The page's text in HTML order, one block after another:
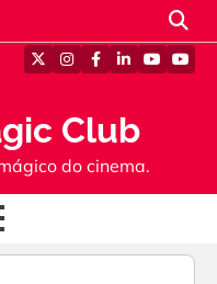
Club
do cinema.
TwitterInstagram
Facebook
Linkedin
Youtube